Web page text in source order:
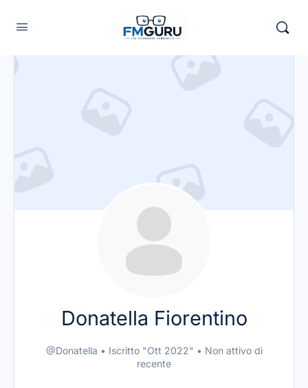
Donatella Fiorentino
@Donatella • Iscritto "Ott 2022" • Non attivo di
recente